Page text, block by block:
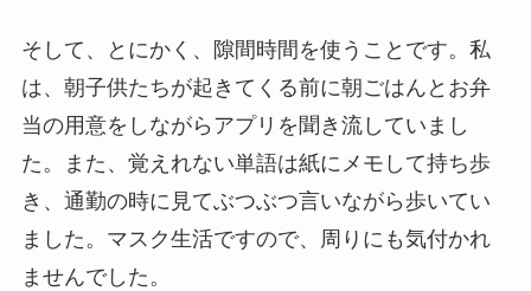
そして、とにかく、隙間時間を使うことです。私
は、朝子供たちが起きてくる前に朝ごはんとお弁
当の用意をしながらアプリを聞き流していまし
た。また、覚えれない単語は紙にメモして持ち歩
き、通勤の時に見てぶつぶつ言いながら歩いてい
ました。マスク生活ですので、周りにも気付かれ
ませんでした。